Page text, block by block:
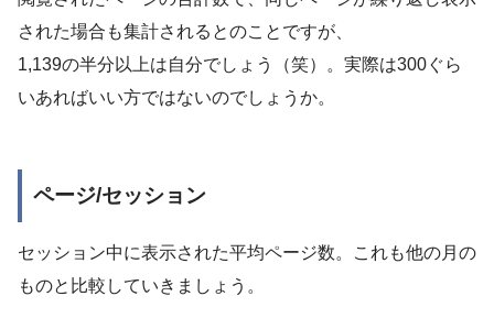
された場合も集計されるとのことですが、
1,139の半分以上は自分でしょう（笑）。実際は300ぐら
いあればいい方ではないのでしょうか。
ページ/セッション
セッション中に表示された平均ページ数。これも他の月の
ものと比較していきましょう。